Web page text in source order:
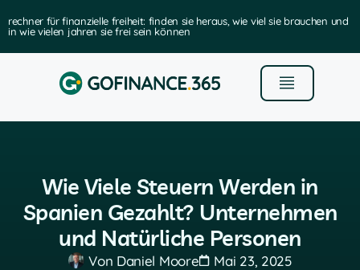
rechner für finanzielle freiheit: finden sie heraus, wie viel sie brauchen und
in wie vielen jahren sie frei sein können
Wie Viele Steuern Werden in
Spanien Gezahlt? Unternehmen
und Natürliche Personen
Von Daniel Moore Mai 23, 2025